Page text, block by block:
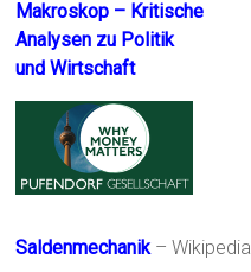
Makroskop – Kritische
Analysen zu Politik
und Wirtschaft
Saldenmechanik– Wikipedia